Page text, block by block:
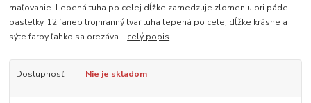
maľovanie. Lepená tuha po celej dĺžke zamedzuje zlomeniu pri páde
pastelky. 12 farieb trojhranný tvar tuha lepená po celej dĺžke krásne a
sýte farby ľahko sa orezáva... celý popis
Dostupnosť Nie je skladom